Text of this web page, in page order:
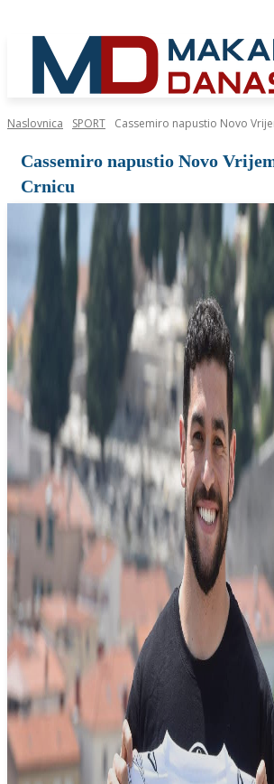
Naslovnica SPORT Cassemiro napustio Novo
Cassemiro napustio Novo
Crnicu